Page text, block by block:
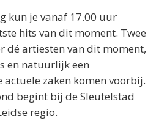
kun je vanaf 17.00 uur
hits van dit moment. Twee
dé artiesten van dit moment,
en natuurlijk een
actuele zaken komen voorbij.
begint bij de Sleutelstad
regio.